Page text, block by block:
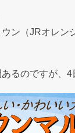
ン（JRオレン
るのですが、4